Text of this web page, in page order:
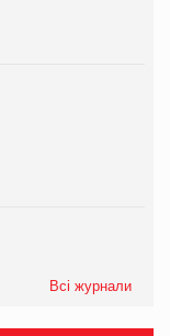
Всі журнали